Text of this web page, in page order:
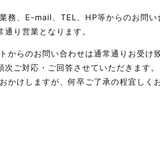
務、E-mail、TEL、HP等からのお問
り営業となります。
からのお問い合わせは通常通りお受
ご対応・ご回答させていただきます。
かけしますが、何卒ご了承の程宜しく